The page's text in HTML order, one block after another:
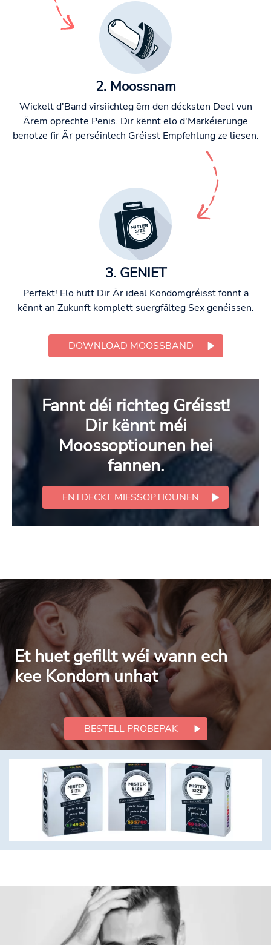
2. Moossnam
Wickelt d'Band virsiichteg ëm den décksten Deel vun
Ärem oprechte Penis. Dir kënnt elo d'Markéierunge
benotze fir Är perséinlech Gréisst Empfehlung ze liesen.
3. GENIET
Perfekt! Elo hutt Dir Är ideal Kondomgréisst fonnt a
kënnt an Zukunft komplett suergfälteg Sex genéissen.
DOWNLOAD MOOSSBAND
Fannt déi richteg Gréisst!
Dir kënnt méi
Moossoptiounen hei
fannen.
ENTDECKT MIESSOPTIOUNEN
Et huet gefillt wéi wann ech
kee Kondom unhat
BESTELL PROBEPAK